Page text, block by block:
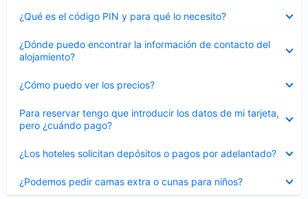
¿Qué es el código PIN y para qué lo necesito?
cerrado
¿Dónde puedo encontrar la información de contacto del
alojamiento?
cerrado
¿Cómo puedo ver los precios?
cerrado
Para reservar tengo que introducir los datos de mi tarjeta,
pero ¿cuándo pago?
cerrado
¿Los hoteles solicitan depósitos o pagos por adelantado?
cerrado
¿Podemos pedir camas extra o cunas para niños?
cerrado